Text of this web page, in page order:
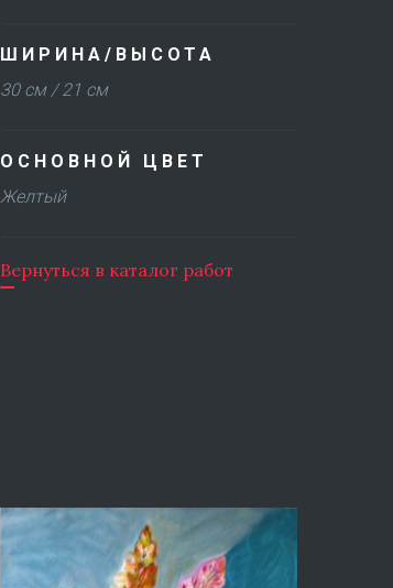
ШИРИНА/ВЫСОТА
30 см / 21 см
ОСНОВНОЙ ЦВЕТ
Желтый
Вернуться в каталог работ